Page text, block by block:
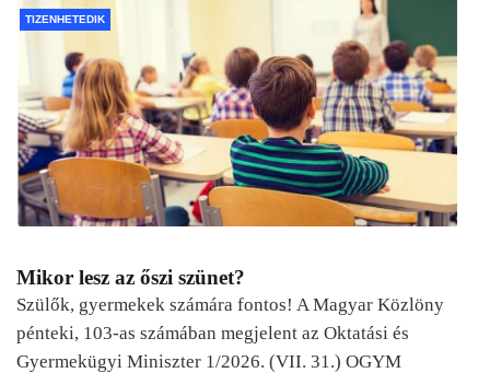
TIZENHETEDIK
Mikor lesz az őszi szünet?
Szülők, gyermekek számára fontos! A Magyar Közlöny
pénteki, 103-as számában megjelent az Oktatási és
Gyermekügyi Miniszter 1/2026. (VII. 31.) OGYM